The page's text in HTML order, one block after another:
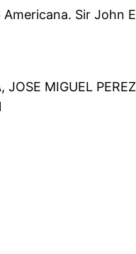
Sir John
MIGUEL